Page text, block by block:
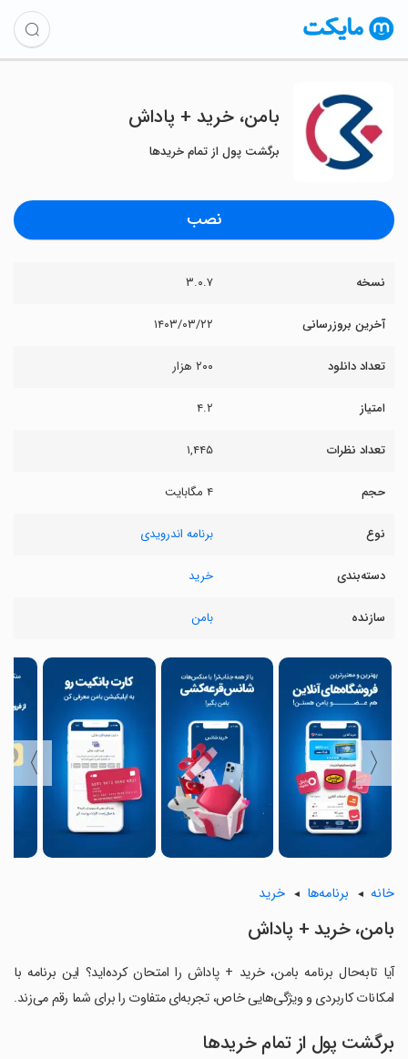
بامن، خرید + پاداش
برگشت پول از تمام خریدها
نصب
نسخه ۳.۰.۷
آخرین بروزرسانی ۱۴۰۳/۰۳/۲۲
تعداد دانلود ۲۰۰ هزار
امتیاز ۴.۲
تعداد نظرات ۱,۴۴۵
حجم ۴ مگابایت
نوع برنامه اندرویدی
دسته‌بندی خرید
سازنده بامن
〈
〉
خانه برنامه‌ها خرید
بامن، خرید + پاداش
آیا تابه‌حال برنامه بامن، خرید + پاداش را امتحان کرده‌اید؟ این برنامه با
امکانات کاربردی و ویژگی‌هایی خاص، تجربه‌ای متفاوت را برای شما رقم می‌زند.
برگشت پول از تمام خریدها